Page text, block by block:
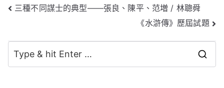
文
導
覽
三種不同謀士的典型——張良、陳平、范増 / 林聰舜
《水滸傳》歷屆試題